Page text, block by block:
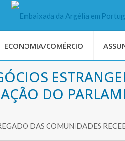
ECONOMIA/COMÉRCIO
DO
DAS COMUNIDADES